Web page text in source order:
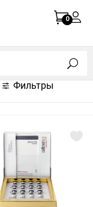
0
Фильтры